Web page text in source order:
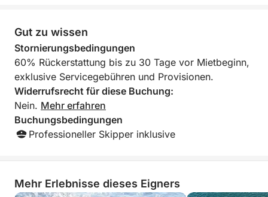
- Gyroskopische Stabilisatoren für eine ruhige Fahrt
- Kapitän und Treibstoff im Preis inbegriffen
Warum Sie es lieben werden:
- Adrenalingeladene Hochgeschwindigkeitstour mit
über 10 Knoten
- Atemberaubende Sonnenuntergänge entlang der
Küste
- Entspannen Sie bei einem Aperitif bei
Sonnenuntergang
- Perfekt für Abenteuerlustige und Naturliebhaber
Gut zu wissen
Stornierungsbedingungen
60% Rückerstattung bis zu 30 Tage vor Mietbeginn,
exklusive Servicegebühren und Provisionen.
Widerrufsrecht für diese Buchung:
Nein. Mehr erfahren
Buchungsbedingungen
Professioneller Skipper inklusive
Mehr Erlebnisse dieses Eigners